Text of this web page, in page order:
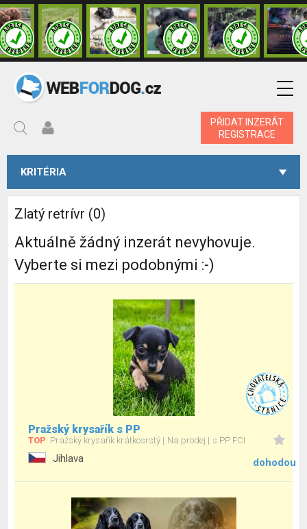
PŘIDAT INZERÁT
REGISTRACE
KRITÉRIA
Zlatý retrívr (0)
Aktuálně žádný inzerát nevyhovuje.
Vyberte si mezi podobnými :-)
Pražský krysařík s PP
TOP Pražský krysařík krátkosrstý Na prodej s PP FCI
Jihlava dohodou